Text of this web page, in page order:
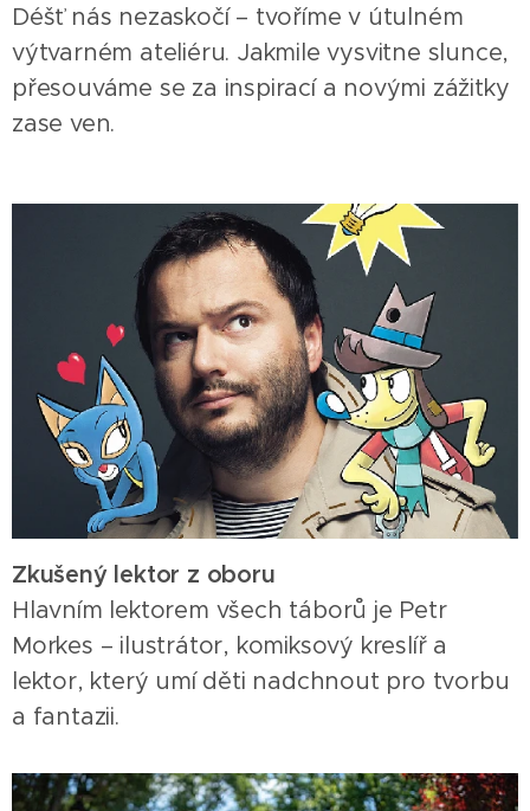
Déšť nás nezaskočí – tvoříme v útulném
výtvarném ateliéru. Jakmile vysvitne slunce,
přesouváme se za inspirací a novými zážitky
zase ven.
Zkušený lektor z oboru
Hlavním lektorem všech táborů je Petr
Morkes – ilustrátor, komiksový kreslíř a
lektor, který umí děti nadchnout pro tvorbu
a fantazii.